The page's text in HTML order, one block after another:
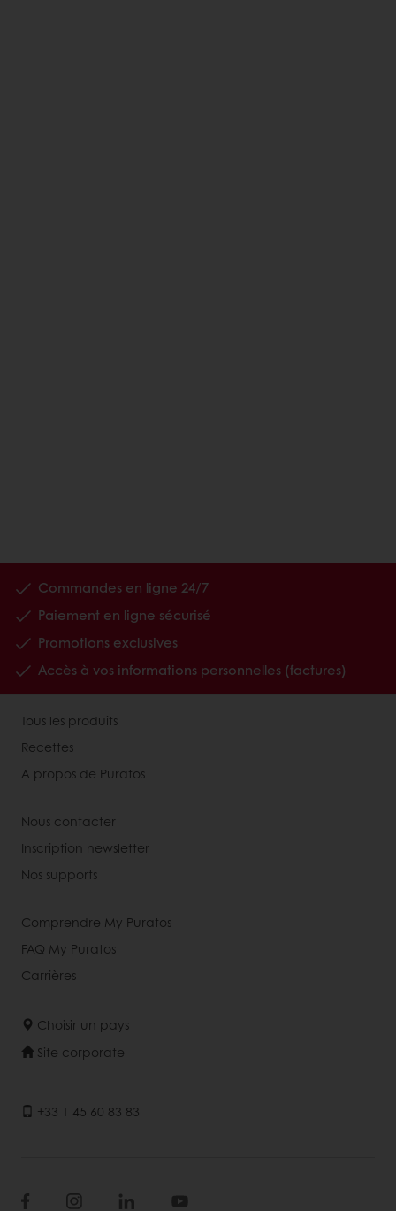
Commandes en ligne 24/7
Paiement en ligne sécurisé
Promotions exclusives
Accès à vos informations personnelles (factures)
Tous les produits
Recettes
A propos de Puratos
Nous contacter
Inscription newsletter
Nos supports
Comprendre My Puratos
FAQ My Puratos
Carrières
Choisir un pays
Site corporate
+33 1 45 60 83 83